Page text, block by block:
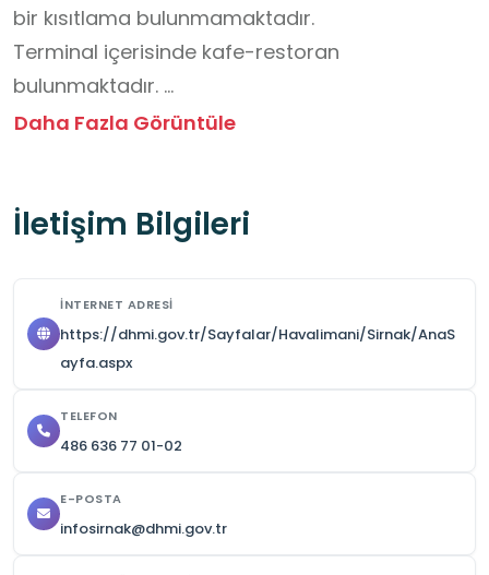
bir kısıtlama bulunmamaktadır.
Terminal içerisinde kafe-restoran
bulunmaktadır.
Havalimanı Terminali, yoğun ve kalabalık
Mekan ziyareti ücretsizdir.
Daha Fazla Görüntüle
İletişim Bilgileri
İNTERNET ADRESI
https://dhmi.gov.tr/Sayfalar/Havalimani/Sirnak/AnaS
ayfa.aspx
TELEFON
486 636 77 01-02
E-POSTA
infosirnak@dhmi.gov.tr